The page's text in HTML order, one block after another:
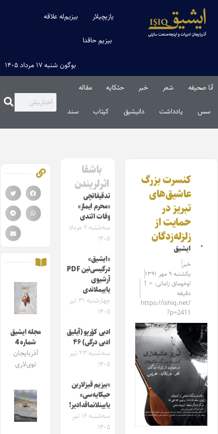
یازیچیلار بیزیم‌له علاقه
بیزیم حاقدا
بوگون شنبه ۱۷ مرداد ۱۴۰۵
آنا صحیفه شعر خبر حئکایه مقاله‌
سس یادداشت دانیشیق کیتاب سند
کنسرت بزرگ
عاشیق‌های
تبریز در
حمایت از
زلزله‌زدگان
ایشیق
خبر
یکشنبه ۹ مهر ۱۳۹۱
اوخوماق زامانی: < 1
دقیقه
https://ishiq.net/
?p=2411
باشقا
اثرلریندن
تدقیقاتچی
«محرم ایماز»
وفات ائتدی
سه‌شنبه ۶ مرداد
۱۴۰۵
«ایشیق»
درگیسی‌نین PDF
آرشیوی
یاییملاندی
چهارشنبه ۳۱ تیر
۱۴۰۵
ادبی کؤرپو (آیلیق
ادبی درگی) ۴۶
سه‌شنبه ۲۳ تیر
۱۴۰۵
«بیزیم قیزلارین
حیکایه‌سی»
یایینلانماقدادیر!
سه‌شنبه ۱۶ تیر
۱۴۰۵
مجله ایشیق
شماره 4
آذربایجان
توی‌لاری